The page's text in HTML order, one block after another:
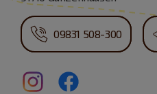
09831 508-300